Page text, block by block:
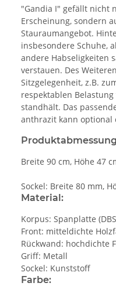
"Gandia I" gefällt nicht
Erscheinung, sondern
Stauraumangebot.
insbesondere Schuhe,
andere Habseligkeiten
verstauen. Des
Sitzgelegenheit, z.B.
respektablen
standhält. Das
anthrazit kann optional
Breite 90 cm, Höhe 47
Sockel: Breite 80 mm,
Material:
Korpus: Spanplatte
Front: mitteldichte
Rückwand: hochdichte
Griff: Metall
Sockel: Kunststoff
Farbe: